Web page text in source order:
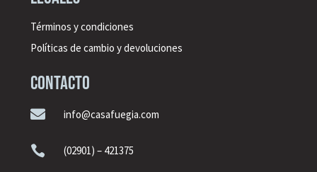
Términos y condiciones
Políticas de cambio y devoluciones
CONTACTO
 info@casafuegia.com
 (02901) – 421375